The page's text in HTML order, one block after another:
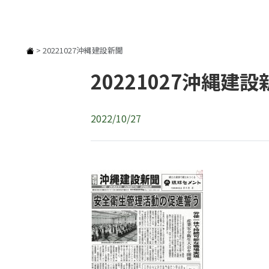
> 20221027沖縄建設新聞
20221027沖縄建設
2022/10/27